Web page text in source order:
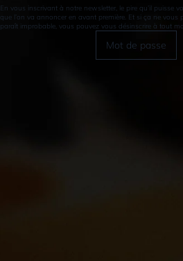
En vous inscrivant à notre newsletter, le pire qu’il puisse
que l’on va annoncer en avant première. Et si ça ne vous
paraît improbable, vous pouvez vous désinscrire à tout
Mot de passe